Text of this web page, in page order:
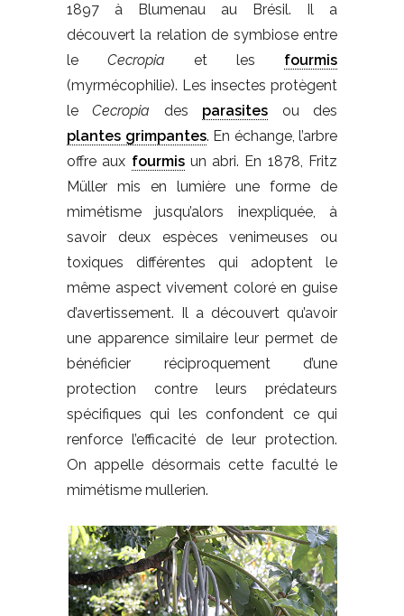
1897 à Blumenau au Brésil. Il a
découvert la relation de symbiose entre
le Cecropia et les fourmis
(myrmécophilie). Les insectes protègent
leCecropia des parasites ou des
plantes grimpantes. En échange, l’arbre
offre aux fourmisun abri. En 1878, Fritz
Müller mis en lumière une forme de
mimétisme jusqu’alors inexpliquée, à
savoir deux espèces venimeuses ou
toxiques différentes qui adoptent le
même aspect vivement coloré en guise
d’avertissement. Il a découvert qu’avoir
une apparence similaire leur permet de
bénéficier réciproquement d’une
protection contre leurs prédateurs
spécifiques qui les confondent ce qui
renforce l’efficacité de leur protection.
On appelle désormais cette faculté le
mimétisme mullerien.